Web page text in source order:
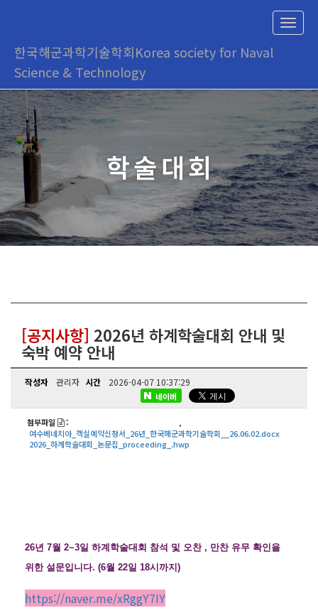
T
o
e
n
a
v
i
g
a
t
i
o
n
한국해군과학기술학회Korea society for Naval
Science & Technology
학술대회
[공지사항] 2026년 하계학술대회 안내 및
숙박 예약 안내
작성자 관리자 시간 2026-04-07 10:37:29
네이버
첨부파일
:
여수베네치아_객실예약신청서_26년_한국해군과학기술학회__26.06.02.docx
2026_하계학술대회_논문집_proceeding_.hwp
26년 7월 2~3일 하계학술대회 참석 및 오찬 , 만찬 유무 확인을
위한 설문입니다. (6월 22일 18시까지)
https://naver.me/xRggY7IY